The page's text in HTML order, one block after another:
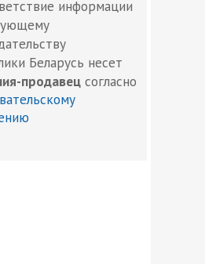
информации
Беларусь несет
продавец согласно